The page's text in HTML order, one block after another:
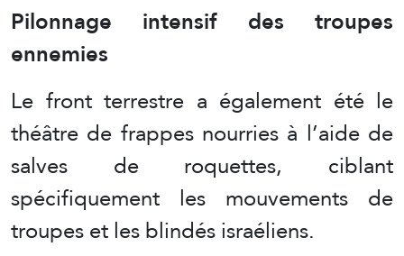
Pilonnage intensif des troupes
ennemies
Le front terrestre a également été le
théâtre de frappes nourries à l’aide de
salves de roquettes, ciblant
spécifiquement les mouvements de
troupes et les blindés israéliens.